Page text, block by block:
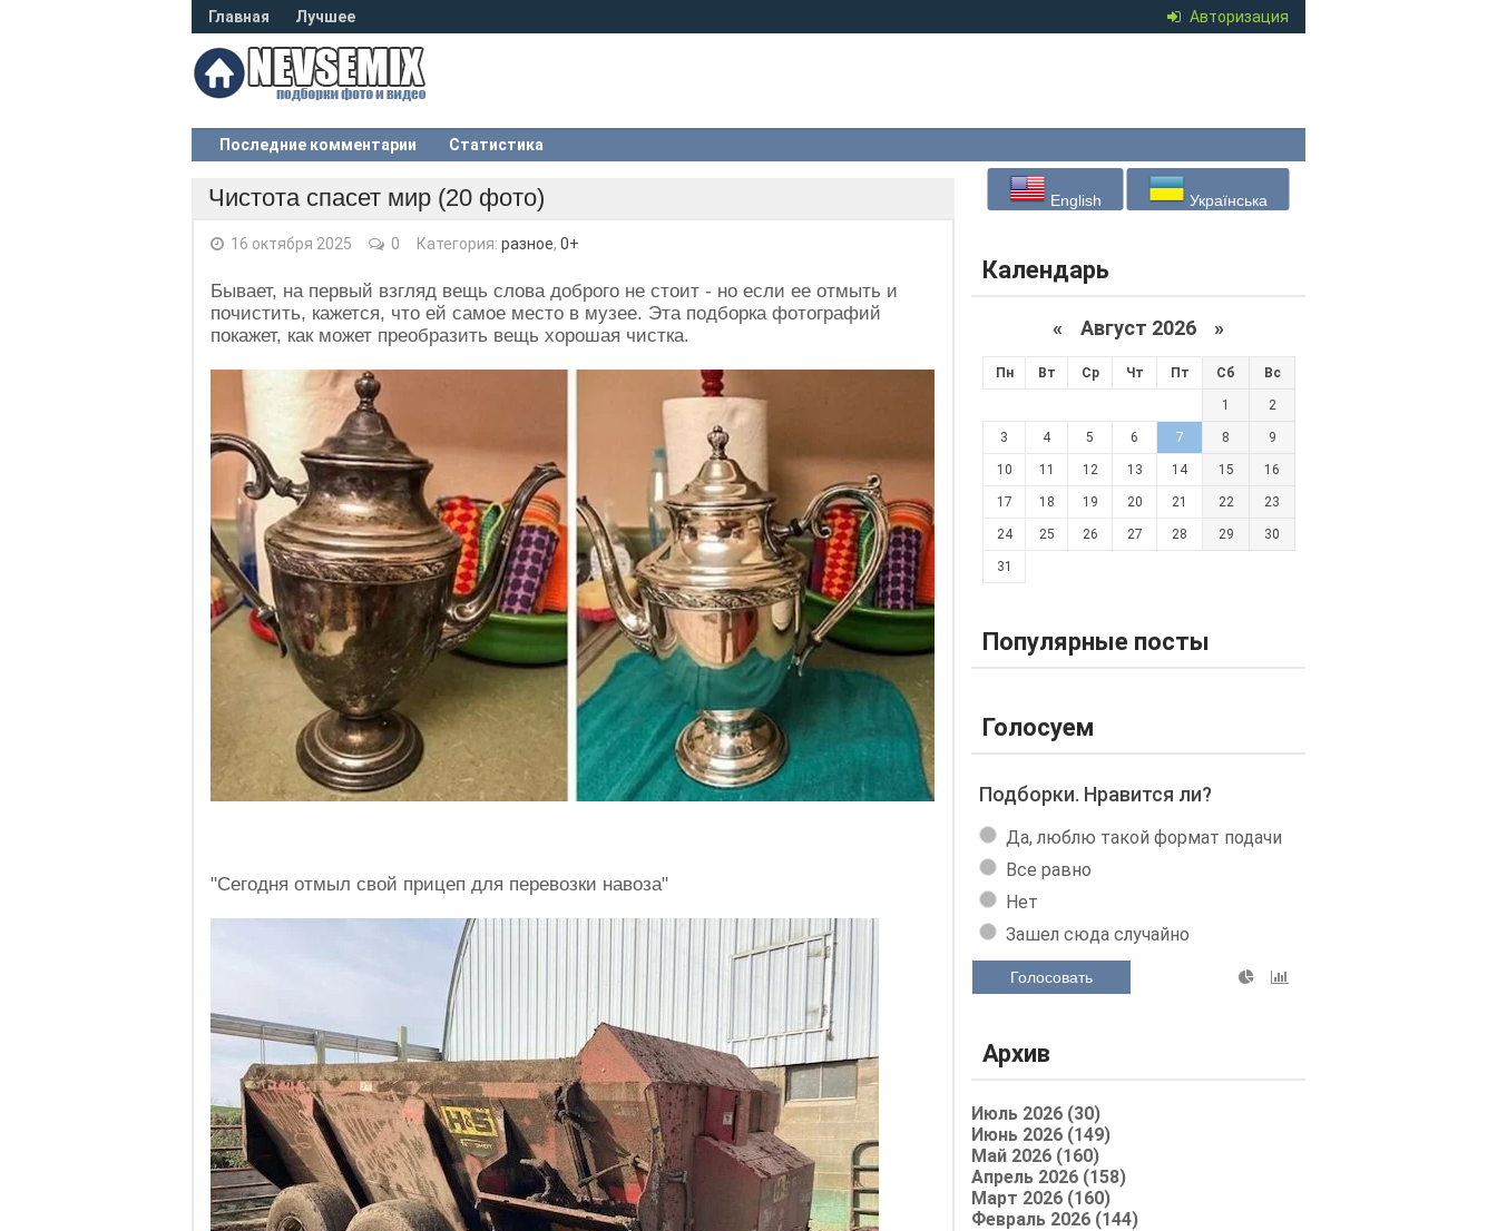
Авторизация
Главная Лучшее
Последние комментарии Статистика
Чистота спасет мир (20 фото)
16 октября 2025 0 Категория: разное, 0+
Бывает, на первый взгляд вещь слова доброго не стоит - но если ее отмыть и
почистить, кажется, что ей самое место в музее. Эта подборка фотографий
покажет, как может преобразить вещь хорошая чистка.
"Сегодня отмыл свой прицеп для перевозки навоза"
English Українська
Календарь
« Август 2026 »
Пн Вт Ср Чт Пт Сб Вс
1 2
3 4 5 6 7 8 9
10 11 12 13 14 15 16
17 18 19 20 21 22 23
24 25 26 27 28 29 30
31
Популярные посты
Голосуем
Подборки. Нравится ли?
Да, люблю такой формат подачи
Все равно
Нет
Зашел сюда случайно
Голосовать
Архив
Июль 2026 (30)
Июнь 2026 (149)
Май 2026 (160)
Апрель 2026 (158)
Март 2026 (160)
Февраль 2026 (144)